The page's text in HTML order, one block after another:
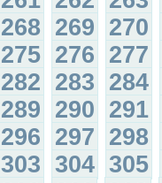
268 269 270
275 276 277
282 283 284
289 290 291
296 297 298
303 304 305